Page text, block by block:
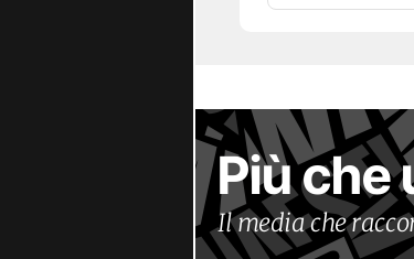
Più che
Il media che